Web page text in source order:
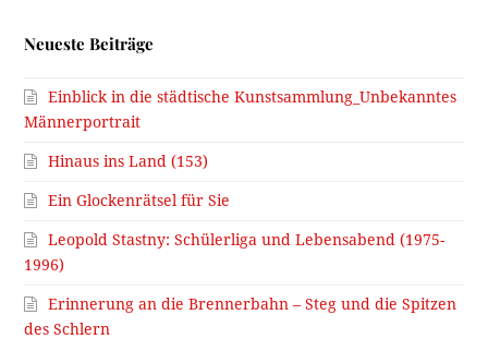
Neueste Beiträge
Einblick in die städtische Kunstsammlung_Unbekanntes
Männerportrait
Hinaus ins Land (153)
Ein Glockenrätsel für Sie
Leopold Stastny: Schülerliga und Lebensabend (1975-
1996)
Erinnerung an die Brennerbahn – Steg und die Spitzen
des Schlern